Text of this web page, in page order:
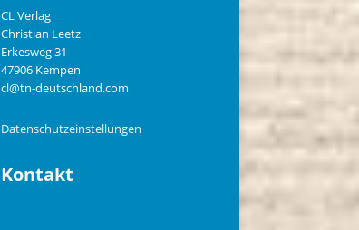
CL Verlag
Christian Leetz
Erkesweg 31
47906 Kempen
cl@tn-deutschland.com
Datenschutzeinstellungen
Kontakt